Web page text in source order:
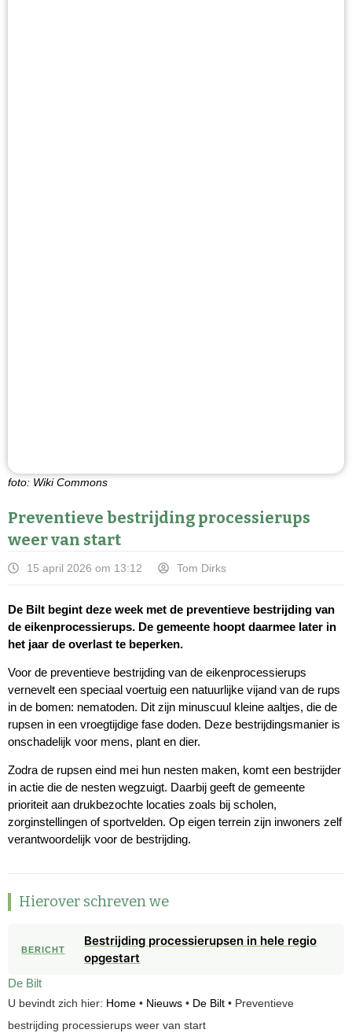
foto: Wiki Commons
Preventieve bestrijding processierups
weer van start
15 april 2026 om 13:12 Tom Dirks
De Bilt begint deze week met de preventieve bestrijding van
de eikenprocessierups. De gemeente hoopt daarmee later in
het jaar de overlast te beperken.
Voor de preventieve bestrijding van de eikenprocessierups
vernevelt een speciaal voertuig een natuurlijke vijand van de rups
in de bomen: nematoden. Dit zijn minuscuul kleine aaltjes, die de
rupsen in een vroegtijdige fase doden. Deze bestrijdingsmanier is
onschadelijk voor mens, plant en dier.
Zodra de rupsen eind mei hun nesten maken, komt een bestrijder
in actie die de nesten wegzuigt. Daarbij geeft de gemeente
prioriteit aan drukbezochte locaties zoals bij scholen,
zorginstellingen of sportvelden. Op eigen terrein zijn inwoners zelf
verantwoordelijk voor de bestrijding.
Hierover schreven we
BERICHT
Bestrijding processierupsen in hele regio
opgestart
De Bilt
U bevindt zich hier: Home • Nieuws • De Bilt • Preventieve
bestrijding processierups weer van start